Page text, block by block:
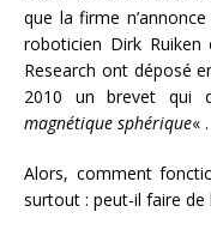
que la firme
roboticien Dirk Ruiken
Research ont déposé
2010 un brevet
magnétique sphérique« .
Alors, comment
surtout : peut-il faire de